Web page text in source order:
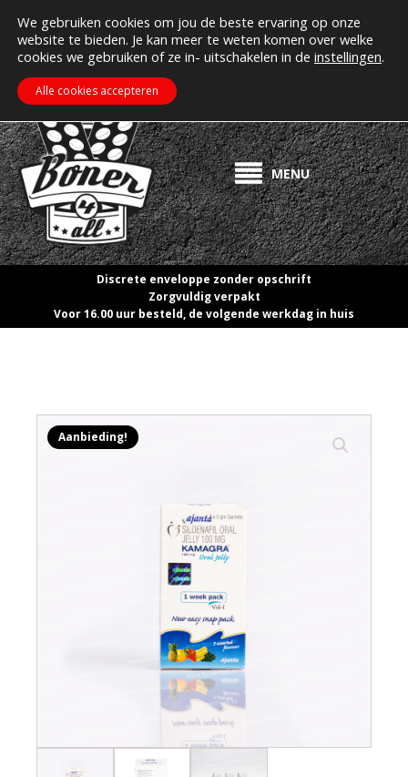
Erectiepillen kopen bij boner4all.nl MIJN ACCOUNT
>> Gratis verzending vanaf €50! <<
ZOEKEN WINKELWAGEN €0.00
MENU
Discrete enveloppe zonder opschrift
Zorgvuldig verpakt
Voor 16.00 uur besteld, de volgende werkdag in huis
Aanbieding!
We gebruiken cookies om jou de beste ervaring op onze
website te bieden. Je kan meer te weten komen over welke
cookies we gebruiken of ze in- uitschakelen in de instellingen.
Alle cookies accepteren